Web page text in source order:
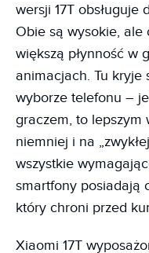
wersji 17T obsługuje
Obie są wysokie,
większą płynność w
animacjach. Tu kryje
wyborze telefonu –
graczem, to lepszym
niemniej i na
wszystkie
smartfony posiadają
który chroni przed
Xiaomi 17T